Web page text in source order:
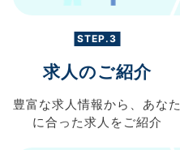
STEP.3
求人のご紹介
豊富な求人情報から、 あなた
に合った求人を ご紹介